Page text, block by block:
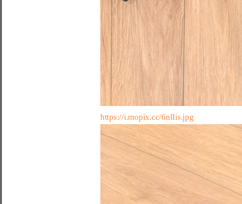
https://i.mopix.cc/6nlIis.jpg